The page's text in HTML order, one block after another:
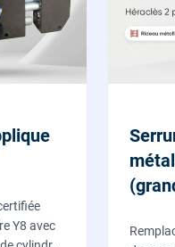
Y8 avec